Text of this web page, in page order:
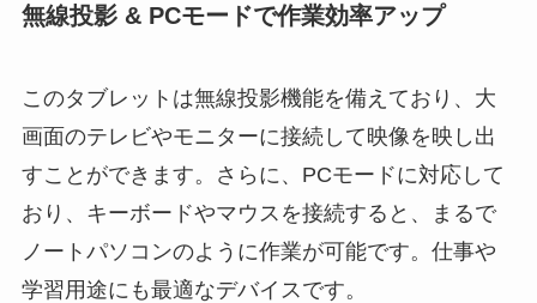
無線投影 & PCモードで作業効率アップ
このタブレットは無線投影機能を備えており、大
画面のテレビやモニターに接続して映像を映し出
すことができます。さらに、PCモードに対応して
おり、キーボードやマウスを接続すると、まるで
ノートパソコンのように作業が可能です。仕事や
学習用途にも最適なデバイスです。